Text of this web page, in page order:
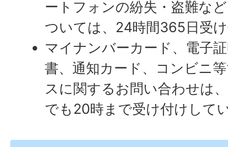
ートフォンの紛失・盗難な
ついては、24時間365日受
マイナンバーカード、電子
書、通知カード、コンビニ
スに関するお問い合わせは
でも20時まで受け付けして